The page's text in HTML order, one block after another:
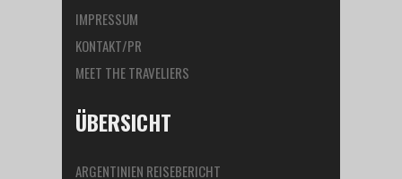
IMPRESSUM
KONTAKT/PR
MEET THE TRAVELIERS
ÜBERSICHT
ARGENTINIEN REISEBERICHT